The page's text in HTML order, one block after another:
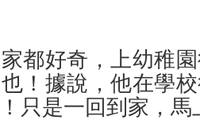
都好奇，上幼稚
！據說，他在學
只是一回到家，馬